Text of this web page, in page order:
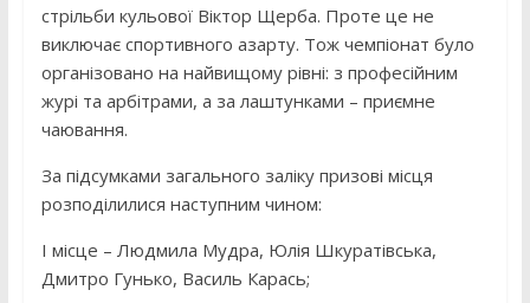
стрільби кульової Віктор Щерба. Проте це не
виключає спортивного азарту. Тож чемпіонат було
організовано на найвищому рівні: з професійним
журі та арбітрами, а за лаштунками – приємне
чаювання.
За підсумками загального заліку призові місця
розподілилися наступним чином:
I місце – Людмила Мудра, Юлія Шкуратівська,
Дмитро Гунько, Василь Карась;